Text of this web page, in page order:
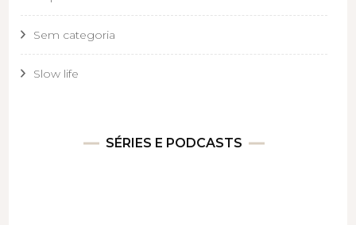
Sem categoria
Slow life
SÉRIES E PODCASTS